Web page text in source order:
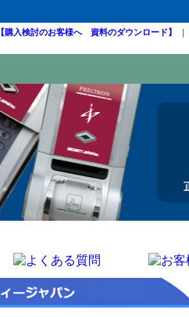
【購入検討のお客様へ 資料のダウンロード】 ｜